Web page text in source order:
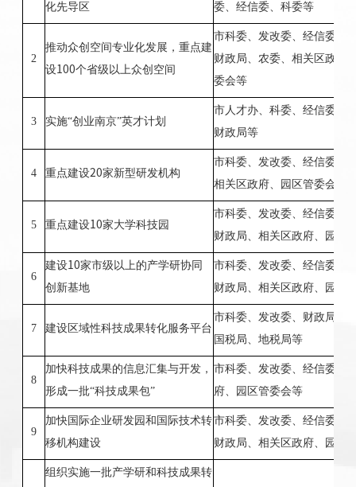
化先导区
委、经信委、科委等
2
推动众创空间专业化发展，重点建
设100个省级以上众创空间
市科委、发改委、经信委、
财政局、农委、相关区政府
委会等
3 实施“创业南京”英才计划
市人才办、科委、经信委、
财政局等
4 重点建设20家新型研发机构
市科委、发改委、经信委、
相关区政府、园区管委会等
5 重点建设10家大学科技园
市科委、发改委、经信委、
财政局、相关区政府、园区
6
建设10家市级以上的产学研协同
创新基地
市科委、发改委、经信委、
财政局、相关区政府、园区
7 建设区域性科技成果转化服务平台
市科委、发改委、财政局、
国税局、地税局等
8
加快科技成果的信息汇集与开发，
形成一批“科技成果包”
市科委、发改委、经信委、
府、园区管委会等
9
加快国际企业研发园和国际技术转
移机构建设
市科委、发改委、经信委、
财政局、相关区政府、园区
组织实施一批产学研和科技成果转